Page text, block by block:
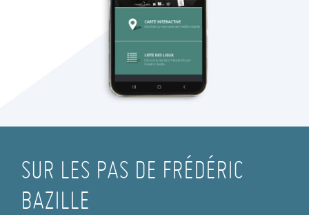
SUR LES PAS DE FRÉDÉRIC
BAZILLE